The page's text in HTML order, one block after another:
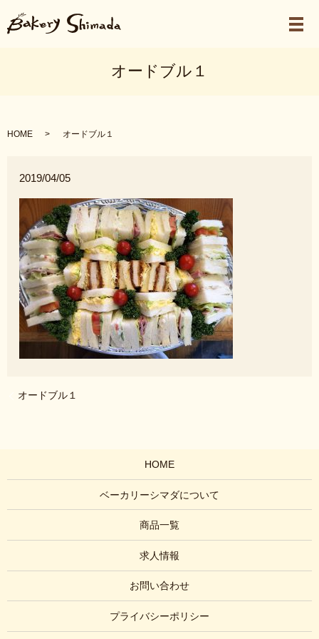
メ
オードブル１
HOME オードブル１
2019/04/05
オードブル１
HOME
ベーカリーシマダについて
商品一覧
求人情報
お問い合わせ
プライバシーポリシー